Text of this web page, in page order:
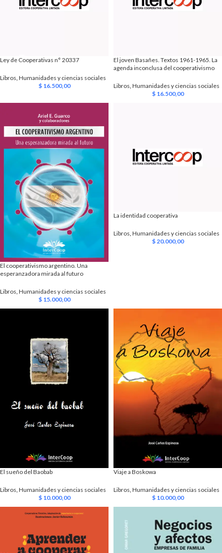
Ley de Cooperativas n° 20337
Libros Humanidades y ciencias sociales
$16.500,00
El joven Basañes. Textos 1961-1965. La
agenda inconclusa del cooperativismo
Libros Humanidades y ciencias sociales
$16.500,00
El cooperativismo argentino. Una
esperanzadora mirada al futuro
Libros, Humanidades y ciencias sociales
$15.000,00
La identidad cooperativa
Libros Humanidades y ciencias sociales
$20.000,00
El sueño del Baobab
Libros, Humanidades y ciencias sociales
$10.000,00
Viaje a Boskowa
Libros, Humanidades y ciencias sociales
$10.000,00